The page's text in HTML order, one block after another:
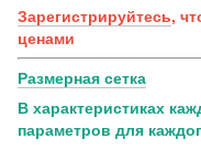
Зарегистрируйтесь,
ценами
Размерная сетка
В характеристиках
параметров для